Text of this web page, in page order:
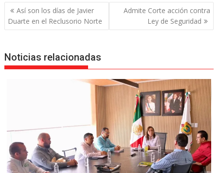
Navegación
de
entradas
Así son los días de Javier
Duarte en el Reclusorio Norte
Admite Corte acción contra
Ley de Seguridad
Noticias relacionadas